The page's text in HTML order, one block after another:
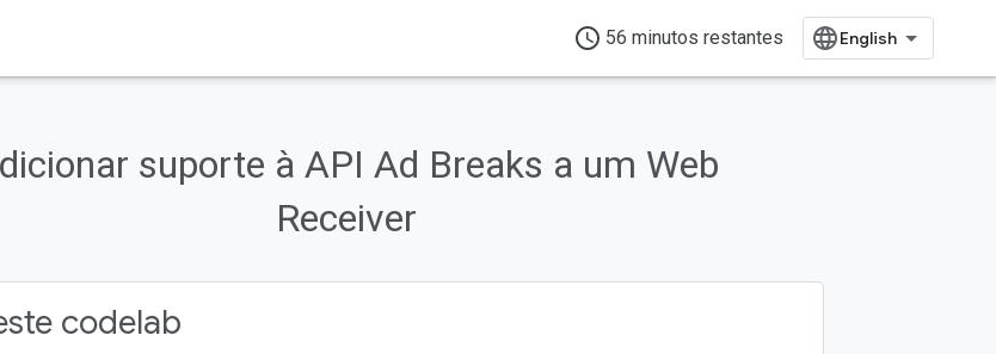
access_time 56 minutos restantes
suporte à API Ad Breaks a um Web
Receiver
codelab